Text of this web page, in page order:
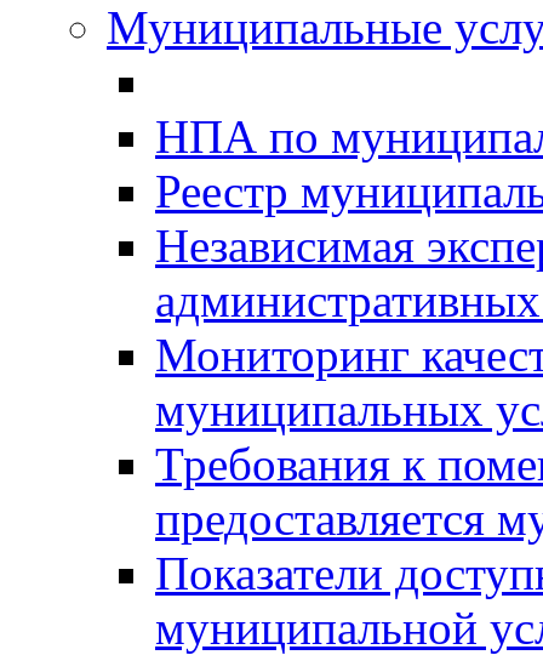
Муниципальные
НПА по
Реестр
Независимая
Мониторинг
муниципальных
Требования к
предоставляется
Показатели
муниципальной